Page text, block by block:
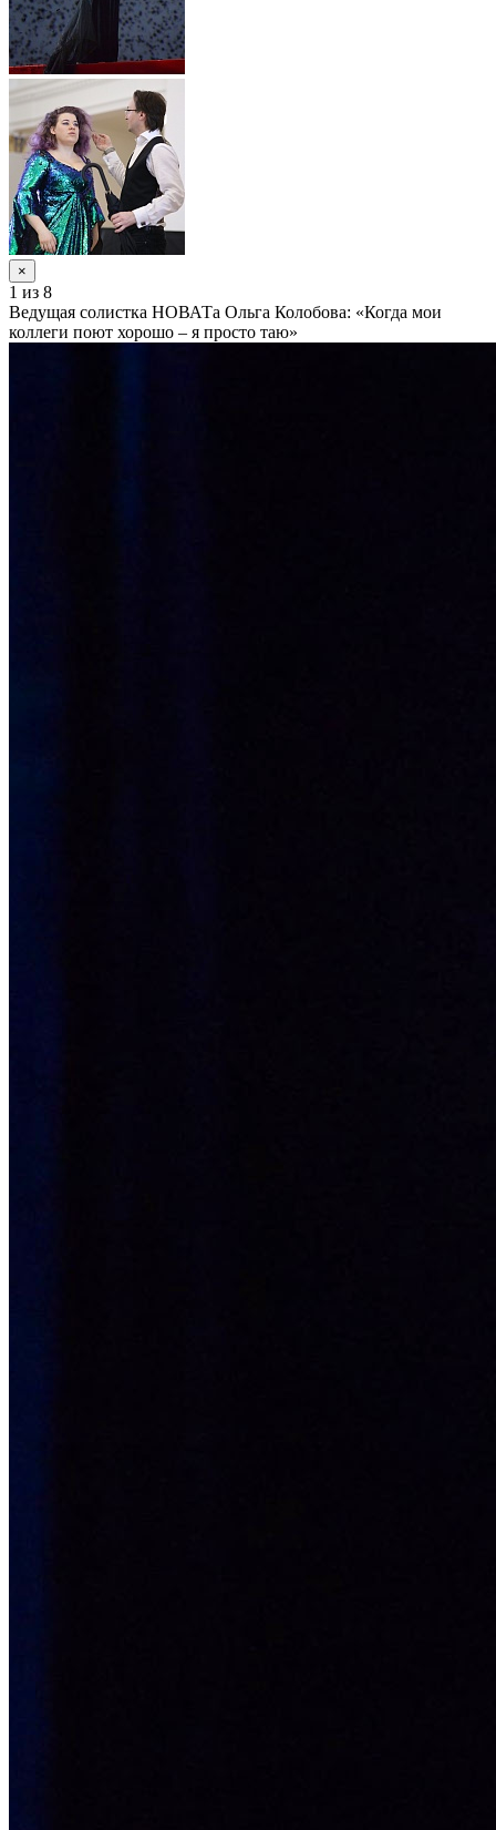
×
1 из 8
Ведущая солистка НОВАТа Ольга Колобова: «Когда мои
коллеги поют хорошо – я просто таю»